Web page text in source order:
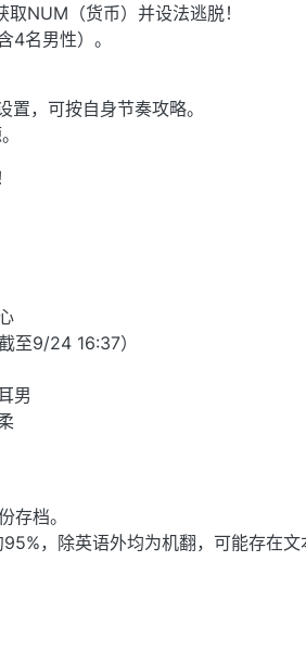
NUM（货币）并设法逃脱！
4名男性）。
，可按自身节奏攻略。
至9/24 16:37）
男
存档。
，除英语外均为机翻，可能存在文